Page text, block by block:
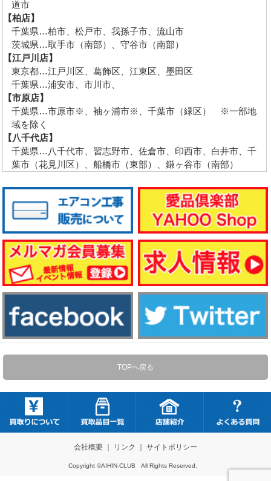
道市
【柏店】
千葉県…柏市、松戸市、我孫子市、流山市
茨城県…取手市（南部）、守谷市（南部）
【江戸川店】
東京都…江戸川区、葛飾区、江東区、墨田区
千葉県…浦安市、市川市、
【市原店】
千葉県…市原市※、袖ヶ浦市※、千葉市（緑区） ※一部地
域を除く
【八千代店】
千葉県…八千代市、習志野市、佐倉市、印西市、白井市、千
葉市（花見川区）、船橋市（東部）、鎌ヶ谷市（南部）
TOPへ戻る
会社概要｜ リンク ｜ サイトポリシー
Copyright ©AIHIN-CLUB All Rights Reserved.